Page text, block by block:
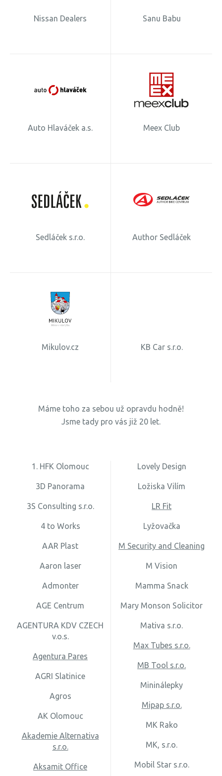
Nissan Dealers Sanu Babu
Auto Hlaváček a.s. Meex Club
Sedláček s.r.o. Author Sedláček
Mikulov.cz KB Car s.r.o.
Máme toho za sebou už opravdu hodně!
Jsme tady pro vás již 20 let.
1. HFK Olomouc
3D Panorama
3S Consulting s.r.o.
4 to Works
AAR Plast
Aaron laser
Admonter
AGE Centrum
AGENTURA KDV CZECH
v.o.s.
Agentura Pares
AGRI Slatinice
Agros
AK Olomouc
Akademie Alternativa
s.r.o.
Aksamit Office
Lovely Design
Ložiska Vilím
LR Fit
Lyžovačka
M Security and Cleaning
M Vision
Mamma Snack
Mary Monson Solicitor
Mativa s.r.o.
Max Tubes s.r.o.
MB Tool s.r.o.
Mininálepky
Mipap s.r.o.
MK Rako
MK, s.r.o.
Mobil Star s.r.o.